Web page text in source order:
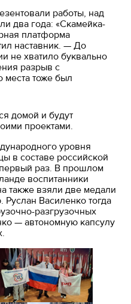
работы, над
два года: «Скамейка-
платформа
наставник. — До
не хватило буквально
разрыв с
места тоже был
домой и будут
проектами.
уровня
в составе российской
раз. В прошлом
воспитанники
также взяли две медали
Василенко тогда
разгрузочных
— автономную капсулу